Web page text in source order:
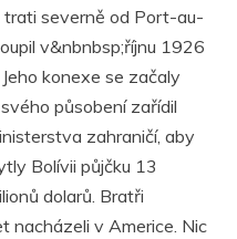
severně od Port-au-
v&nbnbsp;říjnu 1926
konexe se začaly
působení zařídil
zahraničí, aby
Bolívii půjčku 13
dolarů. Bratři
nacházeli v Americe. Nic